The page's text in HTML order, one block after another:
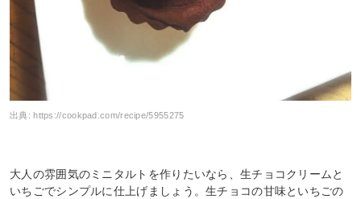
出典:https://cookpad.com/recipe/5955275
大人の雰囲気のミニタルトを作りたいなら、生チョコクリームと
いちごでシンプルに仕上げましょう。生チョコの甘味といちごの